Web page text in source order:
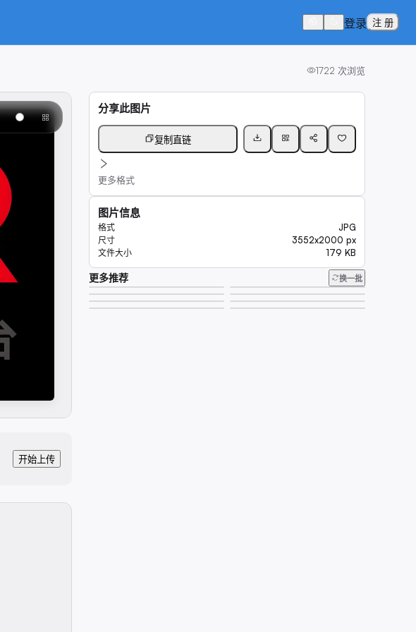
登录 注 册
1722 次浏览
开始上传
分享此图片
复制直链
更多格式
图片信息
格式 JPG
尺寸 3552x2000 px
文件大小 179 KB
更多推荐 换一批